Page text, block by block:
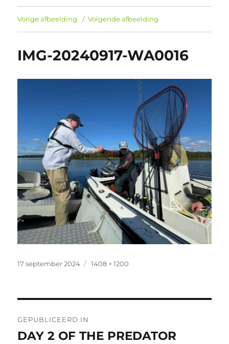
Vorige afbeelding Volgende afbeelding
IMG-20240917-WA0016
Geplaatst
17 september 2024
Volledige
1408 × 1200
navigatie
GEPUBLICEERD IN
DAY 2 OF THE PREDATOR